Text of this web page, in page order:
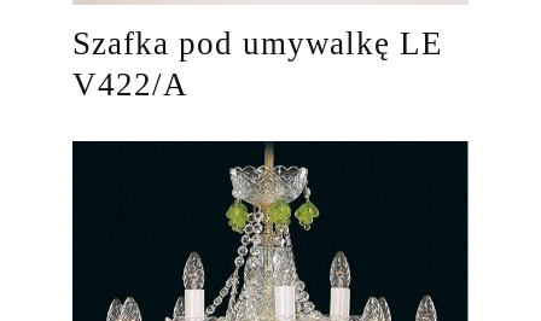
Szafka pod umywalkę LE
V422/A